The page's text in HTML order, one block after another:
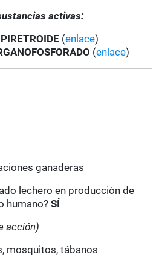
activas:
(enlace)
(enlace)
ganaderas
lechero en producción de
humano?SÍ
acción)
mosquitos, tábanos